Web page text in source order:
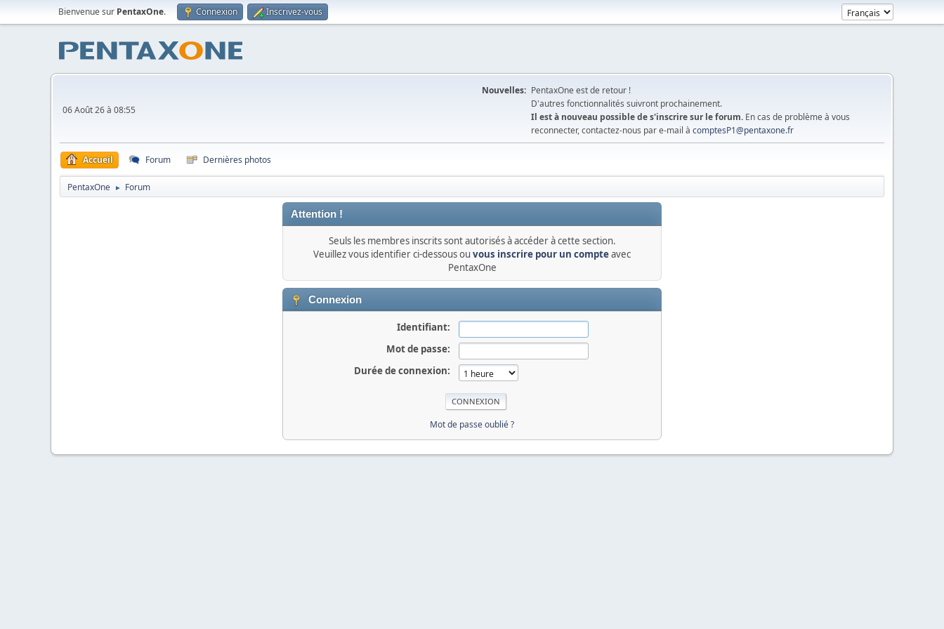
Bienvenue sur PentaxOne. Connexion Inscrivez-vous
06 Août 26 à 08:55
Nouvelles: PentaxOne est de retour !
D'autres fonctionnalités suivront prochainement.
Il est à nouveau possible de s'inscrire sur le forum. En cas de problème à vous
reconnecter, contactez-nous par e-mail à comptesP1@pentaxone.fr
Accueil Forum Dernières photos
PentaxOne ► Forum
Attention !
Seuls les membres inscrits sont autorisés à accéder à cette section.
Veuillez vous identifier ci-dessous ou vous inscrire pour un compteavec
PentaxOne
Connexion
Identifiant:
Mot de passe:
Durée de connexion:
Mot de passe oublié ?